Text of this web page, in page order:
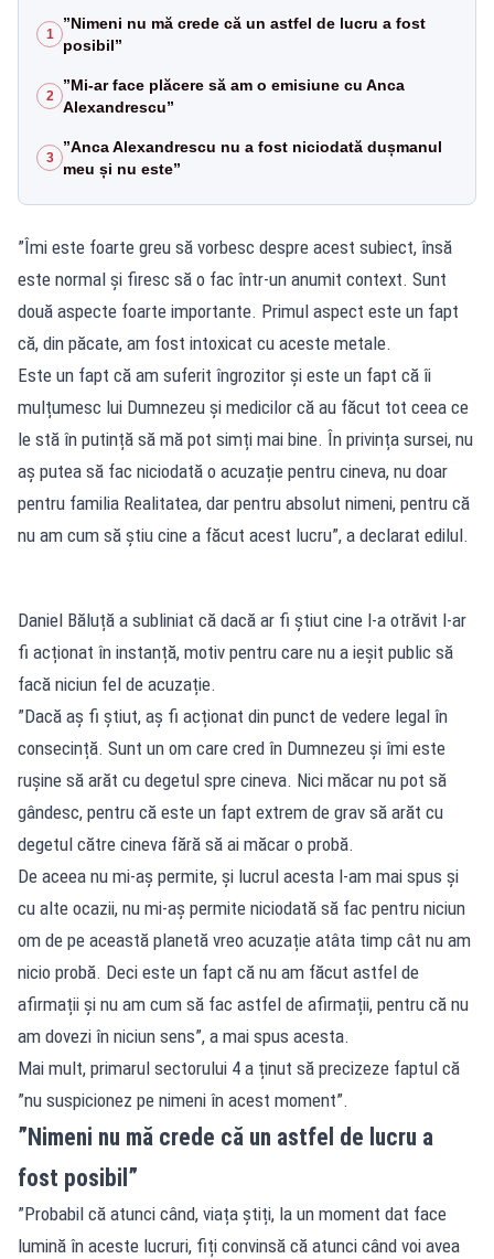
1
”Nimeni nu mă crede că un astfel de lucru a fost
posibil”
2
”Mi-ar face plăcere să am o emisiune cu Anca
Alexandrescu”
3
”Anca Alexandrescu nu a fost niciodată dușmanul
meu și nu este”
”Îmi este foarte greu să vorbesc despre acest subiect, însă
este normal și firesc să o fac într-un anumit context. Sunt
două aspecte foarte importante. Primul aspect este un fapt
că, din păcate, am fost intoxicat cu aceste metale.
Este un fapt că am suferit îngrozitor și este un fapt că îi
mulțumesc lui Dumnezeu și medicilor că au făcut tot ceea ce
le stă în putință să mă pot simți mai bine. În privința sursei, nu
aș putea să fac niciodată o acuzație pentru cineva, nu doar
pentru familia Realitatea, dar pentru absolut nimeni, pentru că
nu am cum să știu cine a făcut acest lucru”, a declarat edilul.
Daniel Băluță a subliniat că dacă ar fi știut cine l-a otrăvit l-ar
fi acționat în instanță, motiv pentru care nu a ieșit public să
facă niciun fel de acuzație.
”Dacă aș fi știut, aș fi acționat din punct de vedere legal în
consecință. Sunt un om care cred în Dumnezeu și îmi este
rușine să arăt cu degetul spre cineva. Nici măcar nu pot să
gândesc, pentru că este un fapt extrem de grav să arăt cu
degetul către cineva fără să ai măcar o probă.
De aceea nu mi-aș permite, și lucrul acesta l-am mai spus și
cu alte ocazii, nu mi-aș permite niciodată să fac pentru niciun
om de pe această planetă vreo acuzație atâta timp cât nu am
nicio probă. Deci este un fapt că nu am făcut astfel de
afirmații și nu am cum să fac astfel de afirmații, pentru că nu
am dovezi în niciun sens”, a mai spus acesta.
Mai mult, primarul sectorului 4 a ținut să precizeze faptul că
”nu suspicionez pe nimeni în acest moment”.
”Nimeni nu mă crede că un astfel de lucru a
fost posibil”
”Probabil că atunci când, viața știți, la un moment dat face
lumină în aceste lucruri, fiți convinsă că atunci când voi avea